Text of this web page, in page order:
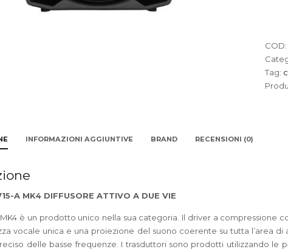
COD:
Tag:
INFORMAZIONI AGGIUNTIVE BRAND RECENSIONI (0)
A MK4 DIFFUSORE ATTIVO A DUE VIE
A MK4 è un prodotto unico nella sua categoria. Il driver a
vocale unica e una proiezione del suono coerente su tutta l’area
delle basse frequenze. I trasduttori sono prodotti utilizzando le